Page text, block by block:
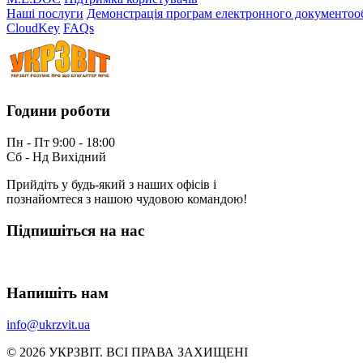
Наші послуги Демонстрація програм електронного
CloudKey FAQs
Години роботи
Пн - Пт 9:00 - 18:00
Сб - Нд Вихідний
Прийдіть у будь-який з наших офісів і
познайомтеся з нашою чудовою командою!
Підпишіться на нас
Напишіть нам
info@ukrzvit.ua
© 2026 УКРЗВIТ. ВСI ПРАВА ЗАХИЩЕНI